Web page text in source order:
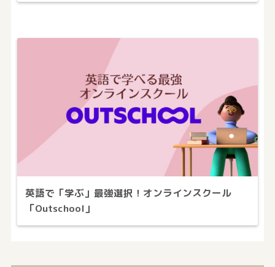
英語で「学ぶ」最強選択！オンラインスクール
「Outschool」